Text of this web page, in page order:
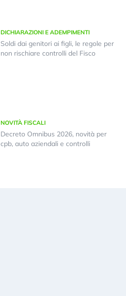
DICHIARAZIONI E ADEMPIMENTI
Soldi dai genitori ai figli, le regole per
non rischiare controlli del Fisco
NOVITÀ FISCALI
Decreto Omnibus 2026, novità per
cpb, auto aziendali e controlli